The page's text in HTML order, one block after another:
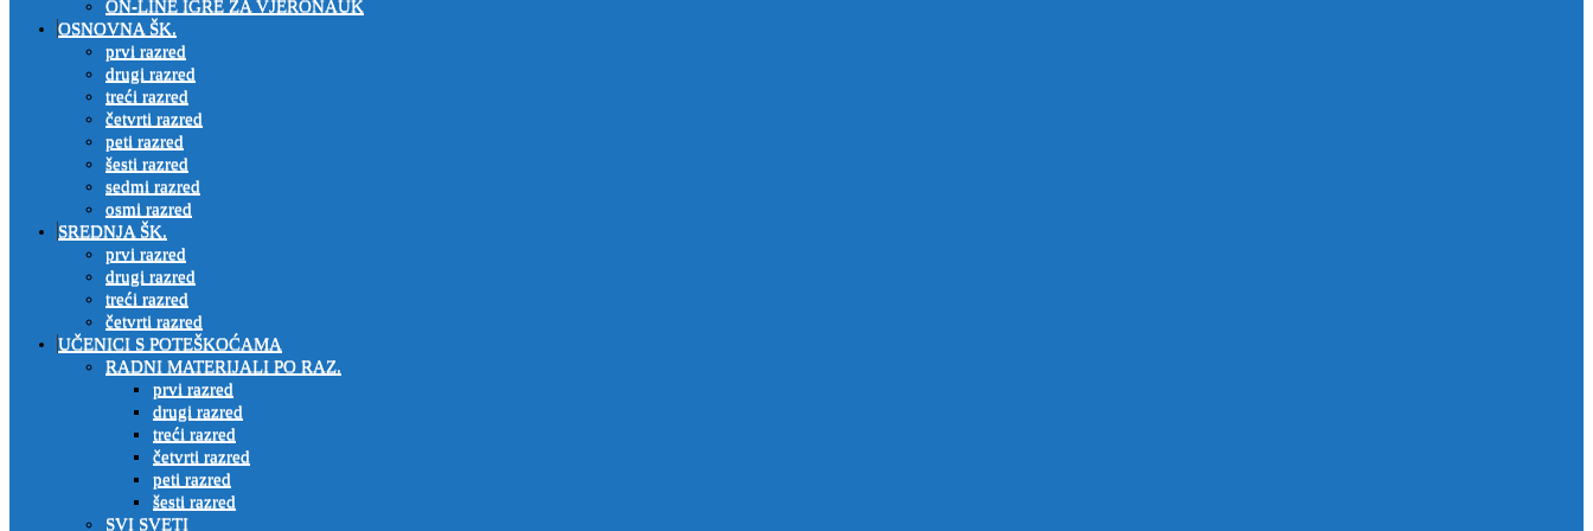
ON-LINE IGRE ZA VJERONAUK
OSNOVNA ŠK.
prvi razred
drugi razred
treći razred
četvrti razred
peti razred
šesti razred
sedmi razred
osmi razred
SREDNJA ŠK.
prvi razred
drugi razred
treći razred
četvrti razred
UČENICI S POTEŠKOĆAMA
RADNI MATERIJALI PO RAZ.
prvi razred
drugi razred
treći razred
četvrti razred
peti razred
šesti razred
SVI SVETI